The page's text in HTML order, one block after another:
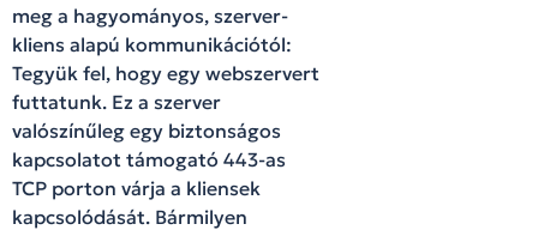
meg a hagyományos, szerver-
kliens alapú kommunikációtól:
Tegyük fel, hogy egy webszervert
futtatunk. Ez a szerver
valószínűleg egy biztonságos
kapcsolatot támogató 443-as
TCP porton várja a kliensek
kapcsolódását. Bármilyen